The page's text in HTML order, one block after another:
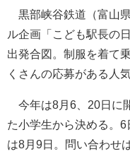
黒部峡谷鉄道（富山
ル企画「こども駅長の
出発合図。制服を着て
くさんの応募がある人
今年は8月6、20日に
た小学生から決める。
は8月9日。問い合わせ